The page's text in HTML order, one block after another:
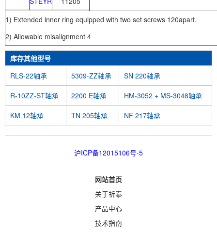
1) Extended inner ring equipped with two set screws 120apart.
2) Allowable misalignment 4
库存其他型号
RLS-22轴承
5309-ZZ轴承 SN 220轴承
R-10ZZ-ST轴承 2200 E轴承 HM-3052 + MS-3048轴承
KM 12轴承 TN 205轴承 NF 217轴承
沪ICP备12015106号-5
网站首页
关于祈泰
产品中心
技术指南